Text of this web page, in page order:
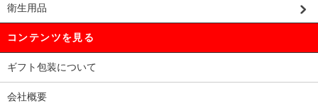
衛生用品
コンテンツを見る
ギフト包装について
会社概要